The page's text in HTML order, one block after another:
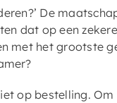
De
dat op een
met het grootste
op bestelling.